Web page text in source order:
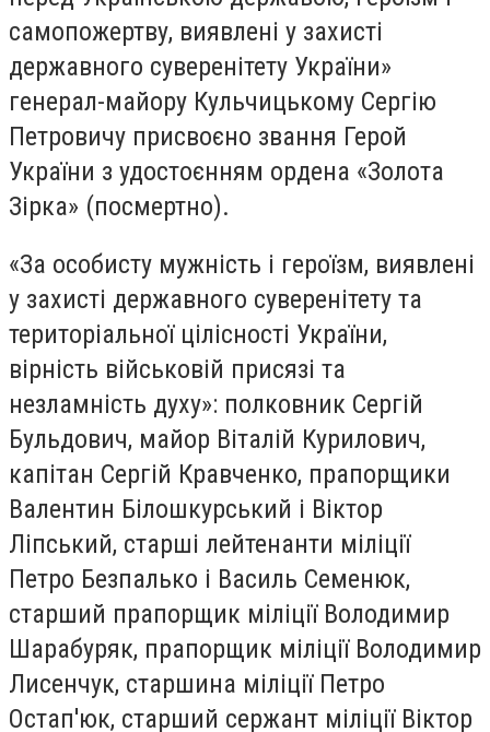
самопожертву, виявлені у захисті
державного суверенітету України»
генерал-майору Кульчицькому Сергію
Петровичу присвоєно звання Герой
України з удостоєнням ордена «Золота
Зірка» (посмертно).
«За особисту мужність і героїзм, виявлені
у захисті державного суверенітету та
територіальної цілісності України,
вірність військовій присязі та
незламність духу»: полковник Сергій
Бульдович, майор Віталій Курилович,
капітан Сергій Кравченко, прапорщики
Валентин Білошкурський і Віктор
Ліпський, старші лейтенанти міліції
Петро Безпалько і Василь Семенюк,
старший прапорщик міліції Володимир
Шарабуряк, прапорщик міліції Володимир
Лисенчук, старшина міліції Петро
Остап'юк, старший сержант міліції Віктор